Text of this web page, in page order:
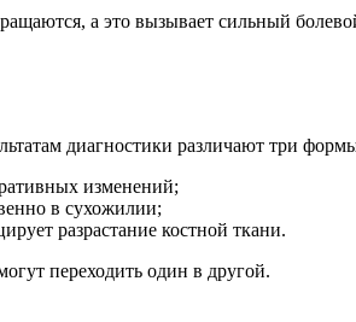
а это вызывает сильный
диагностики различают три
изменений;
в сухожилии;
разрастание костной ткани.
переходить один в другой.